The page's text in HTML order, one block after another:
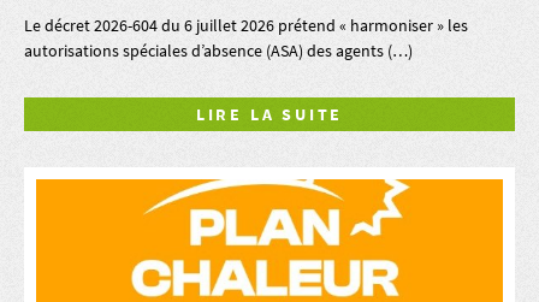
Le décret 2026-604 du 6 juillet 2026 prétend « harmoniser » les
autorisations spéciales d’absence (ASA) des agents (…)
LIRE LA SUITE